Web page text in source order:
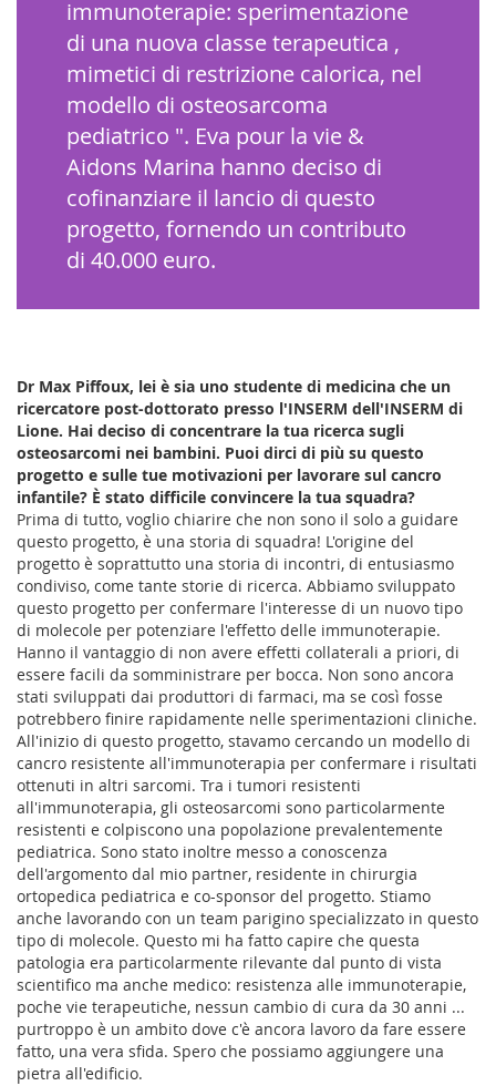
immunoterapie: sperimentazione
di una nuova classe terapeutica ,
mimetici di restrizione calorica, nel
modello di osteosarcoma
pediatrico ". Eva pour la vie &
Aidons Marina hanno deciso di
cofinanziare il lancio di questo
progetto, fornendo un contributo
di 40.000 euro.
Dr Max Piffoux, lei è sia uno studente di medicina che un
ricercatore post-dottorato presso l'INSERM dell'INSERM di
Lione. Hai deciso di concentrare la tua ricerca sugli
osteosarcomi nei bambini. Puoi dirci di più su questo
progetto e sulle tue motivazioni per lavorare sul cancro
infantile? È stato difficile convincere la tua squadra?
Prima di tutto, voglio chiarire che non sono il solo a guidare
questo progetto, è una storia di squadra! L'origine del
progetto è soprattutto una storia di incontri, di entusiasmo
condiviso, come tante storie di ricerca. Abbiamo sviluppato
questo progetto per confermare l'interesse di un nuovo tipo
di molecole per potenziare l'effetto delle immunoterapie.
Hanno il vantaggio di non avere effetti collaterali a priori, di
essere facili da somministrare per bocca. Non sono ancora
stati sviluppati dai produttori di farmaci, ma se così fosse
potrebbero finire rapidamente nelle sperimentazioni cliniche.
All'inizio di questo progetto, stavamo cercando un modello di
cancro resistente all'immunoterapia per confermare i risultati
ottenuti in altri sarcomi. Tra i tumori resistenti
all'immunoterapia, gli osteosarcomi sono particolarmente
resistenti e colpiscono una popolazione prevalentemente
pediatrica. Sono stato inoltre messo a conoscenza
dell'argomento dal mio partner, residente in chirurgia
ortopedica pediatrica e co-sponsor del progetto. Stiamo
anche lavorando con un team parigino specializzato in questo
tipo di molecole. Questo mi ha fatto capire che questa
patologia era particolarmente rilevante dal punto di vista
scientifico ma anche medico: resistenza alle immunoterapie,
poche vie terapeutiche, nessun cambio di cura da 30 anni ...
purtroppo è un ambito dove c'è ancora lavoro da fare essere
fatto, una vera sfida. Spero che possiamo aggiungere una
pietra all'edificio.